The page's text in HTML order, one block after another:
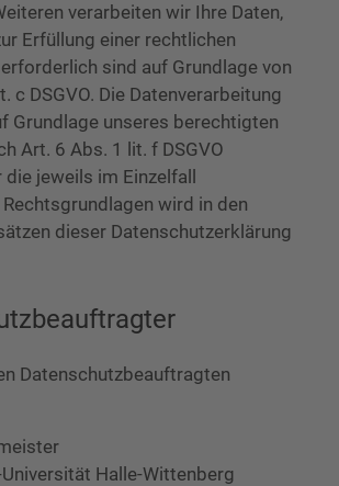
verarbeiten wir Ihre Daten,
Erfüllung einer rechtlichen
sind auf Grundlage von
c DSGVO. Die Datenverarbeitung
Grundlage unseres berechtigten
Art. 6 Abs. 1 lit. f DSGVO
jeweils im Einzelfall
wird in den
dieser Datenschutzerklärung
Datenschutzbeauftragten
Halle-Wittenberg